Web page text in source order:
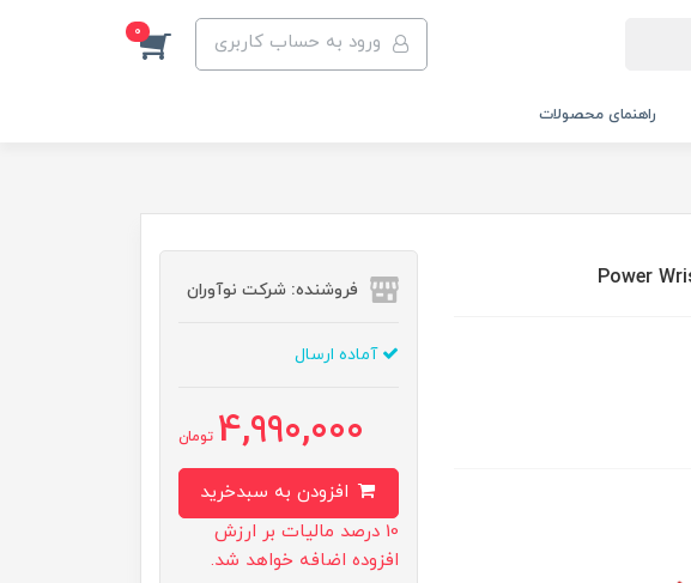
ورود به حساب کاربری 0
راهنمای محصولات
فروشنده: شرکت نوآوران
آماده ارسال
4,990,000 تومان
10 درصد مالیات بر ارزش
افزوده اضافه خواهد شد.